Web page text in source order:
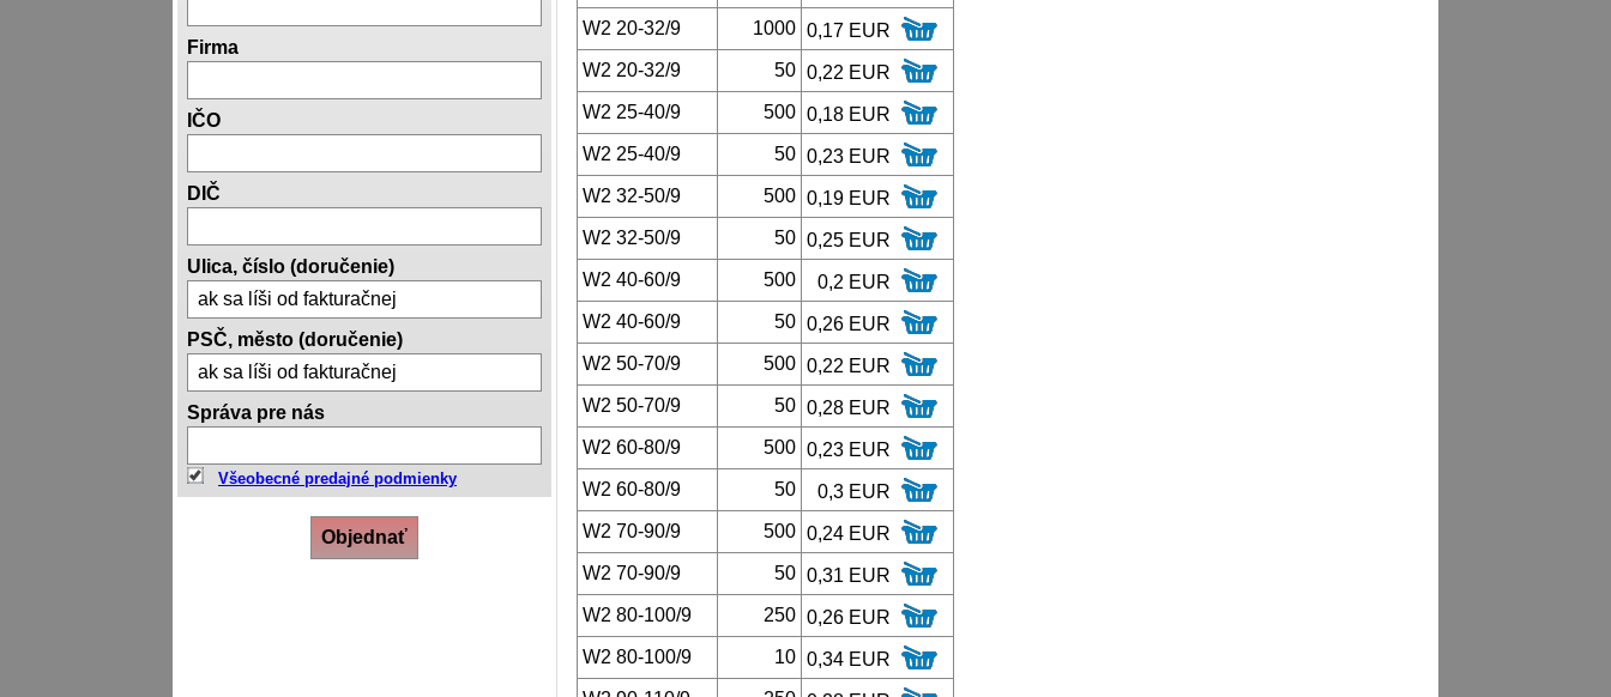
Firma
IČO
DIČ
Ulica, číslo (doručenie)
PSČ, město (doručenie)
Správa pre nás
Všeobecné predajné podmienky
W2 20-32/9
1000 0,17 EUR
W2 20-32/9
50 0,22 EUR
W2 25-40/9
500 0,18 EUR
W2 25-40/9
50 0,23 EUR
W2 32-50/9
500 0,19 EUR
W2 32-50/9
50 0,25 EUR
W2 40-60/9
500
0,2 EUR
W2 40-60/9
50 0,26 EUR
W2 50-70/9
500 0,22 EUR
W2 50-70/9
50 0,28 EUR
W2 60-80/9
500 0,23 EUR
W2 60-80/9
50
0,3 EUR
W2 70-90/9
500 0,24 EUR
W2 70-90/9
50 0,31 EUR
W2 80-100/9
250 0,26 EUR
W2 80-100/9
10 0,34 EUR